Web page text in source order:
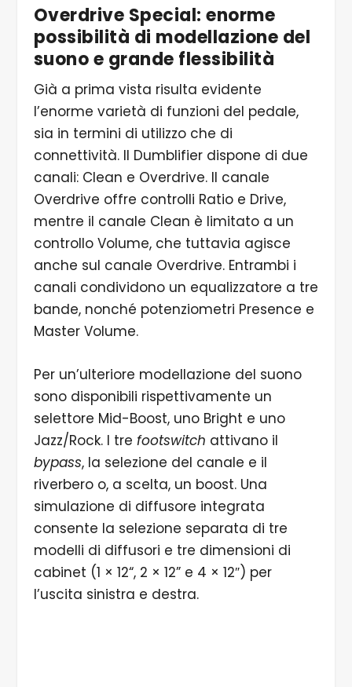
Overdrive Special: enorme
possibilità di modellazione del
suono e grande flessibilità
Già a prima vista risulta evidente
l’enorme varietà di funzioni del pedale,
sia in termini di utilizzo che di
connettività. Il Dumblifier dispone di due
canali: Clean e Overdrive. Il canale
Overdrive offre controlli Ratio e Drive,
mentre il canale Clean è limitato a un
controllo Volume, che tuttavia agisce
anche sul canale Overdrive. Entrambi i
canali condividono un equalizzatore a tre
bande, nonché potenziometri Presence e
Master Volume.
Per un’ulteriore modellazione del suono
sono disponibili rispettivamente un
selettore Mid-Boost, uno Bright e uno
Jazz/Rock. I tre footswitch attivano il
bypass, la selezione del canale e il
riverbero o, a scelta, un boost. Una
simulazione di diffusore integrata
consente la selezione separata di tre
modelli di diffusori e tre dimensioni di
cabinet (1 × 12“, 2 × 12” e 4 × 12″) per
l’uscita sinistra e destra.